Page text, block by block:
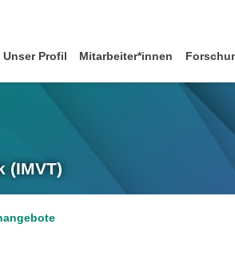
Unser Profil Mitarbeiter*innen
(IMVT)